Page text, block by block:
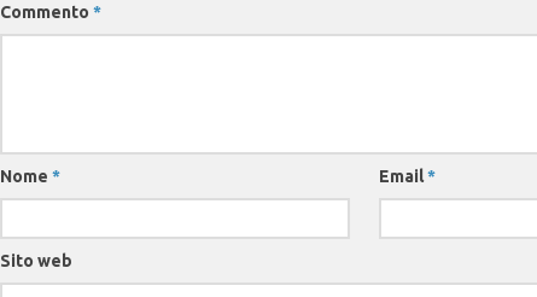
Commento *
Nome * Email*
Sito web